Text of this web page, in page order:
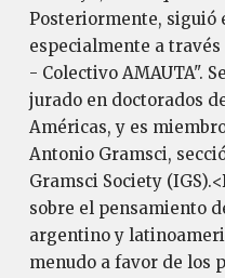
Posteriormente, siguió
especialmente a través
- Colectivo AMAUTA".
jurado en doctorados
Américas, y es
Antonio Gramsci,
Gramsci Society
sobre el pensamiento
argentino y
menudo a favor de los